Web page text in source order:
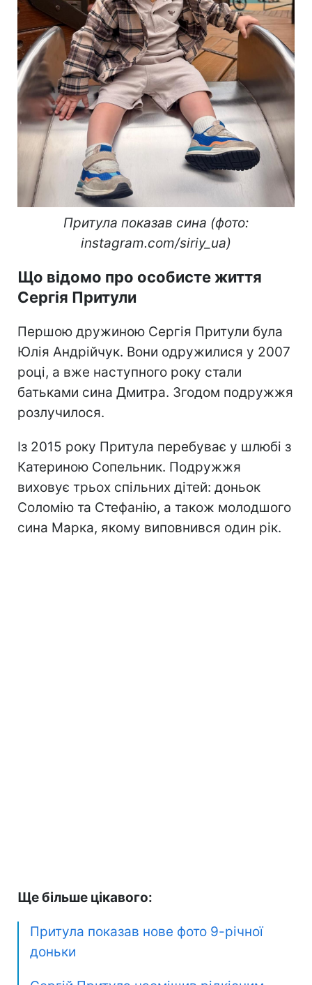
Притула показав сина (фото:
instagram.com/siriy_ua)
Що відомо про особисте життя
Сергія Притули
Першою дружиною Сергія Притули була
Юлія Андрійчук. Вони одружилися у 2007
році, а вже наступного року стали
батьками сина Дмитра. Згодом подружжя
розлучилося.
Із 2015 року Притула перебуває у шлюбі з
Катериною Сопельник. Подружжя
виховує трьох спільних дітей: доньок
Соломію та Стефанію, а також молодшого
сина Марка, якому виповнився один рік.
Ще більше цікавого:
Притула показав нове фото 9-річної
доньки